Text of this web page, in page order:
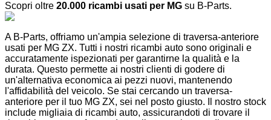
Scopri oltre 20.000 ricambi usati per MG su B-Parts.
A B-Parts, offriamo un'ampia selezione di traversa-anteriore
usati per MG ZX. Tutti i nostri ricambi auto sono originali e
accuratamente ispezionati per garantirne la qualità e la
durata. Questo permette ai nostri clienti di godere di
un'alternativa economica ai pezzi nuovi, mantenendo
l'affidabilità del veicolo. Se stai cercando un traversa-
anteriore per il tuo MG ZX, sei nel posto giusto. Il nostro stock
include migliaia di ricambi auto, assicurandoti di trovare il